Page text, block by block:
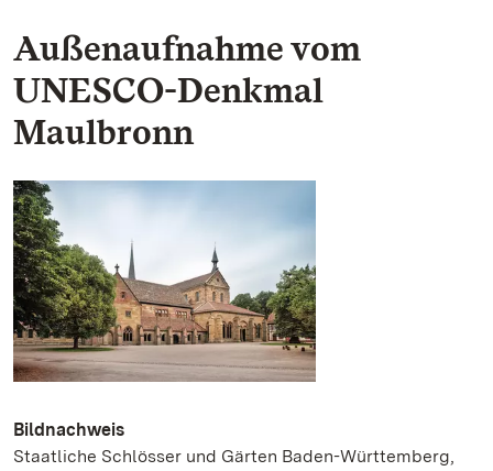
Außenaufnahme vom
UNESCO-Denkmal
Maulbronn
Bildnachweis
Staatliche Schlösser und Gärten Baden-Württemberg,